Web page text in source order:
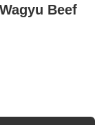
Beef